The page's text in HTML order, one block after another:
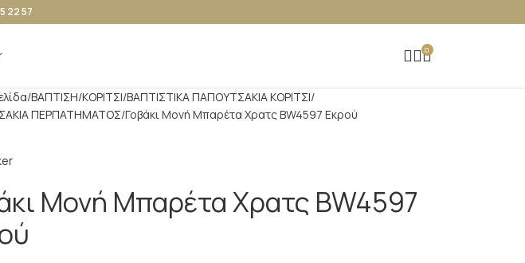
22 57
0
ΒΑΠΤΙΣΗ ΚΟΡΙΤΣΙ ΒΑΠΤΙΣΤΙΚΑ ΠΑΠΟΥΤΣΑΚΙΑ ΚΟΡΙΤΣΙ
ΠΕΡΠΑΤΗΜΑΤΟΣ Γοβάκι Μονή Μπαρέτα Χρατς BW4597 Εκρού
Μονή Μπαρέτα Χρατς BW4597